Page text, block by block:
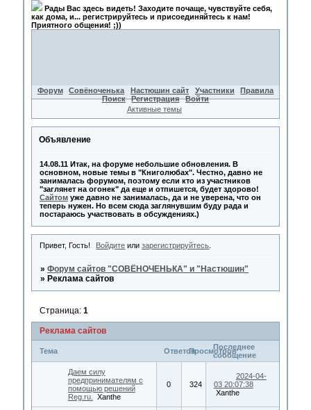
Рады Вас здесь видеть! Заходите почаще, чувствуйте себя,
как дома, и... регистрируйтесь и присоединяйтесь к нам!
Приятного общения! ;))
Форум Совёноченька Настюшин сайт Участники
Правила
Поиск
Регистрация
Войти
Активные темы
Объявление
14.08.11 Итак, на форуме небольшие обновления. В
основном, новые темы в "Книголюбах". Честно, давно не
занималась форумом, поэтому если кто из участников
"заглянет на огонек" да еще и отпишется, будет здорово!
Сайтомуже давно не занималась, да и не уверена, что он
теперь нужен. Но всем сюда заглянувшим буду рада и
постараюсь участвовать в обсуждениях.)
Привет, Гость! Войдите илизарегистрируйтесь
» Форум сайтов "СОВЁНОЧЕНЬКА" и "Настюшин"
» Реклама сайтов
Реклама сайтов
Страница: 1
Тема ОтветовПросмотров
Последнее
сообщение
Даем силу
предпринимателям с
помощью решений
Reg.ru.
Xanthe
0 324
2024-04-
03 20:07:38
Xanthe